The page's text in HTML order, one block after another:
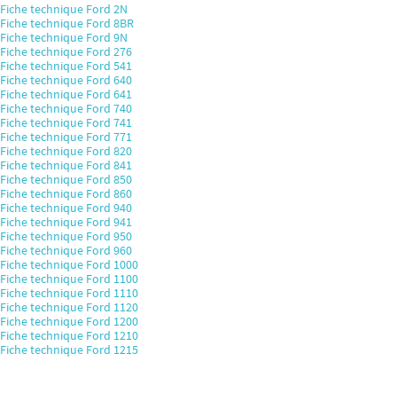
Fiche technique Ford 2N
Fiche technique Ford 8BR
Fiche technique Ford 9N
Fiche technique Ford 276
Fiche technique Ford 541
Fiche technique Ford 640
Fiche technique Ford 641
Fiche technique Ford 740
Fiche technique Ford 741
Fiche technique Ford 771
Fiche technique Ford 820
Fiche technique Ford 841
Fiche technique Ford 850
Fiche technique Ford 860
Fiche technique Ford 940
Fiche technique Ford 941
Fiche technique Ford 950
Fiche technique Ford 960
Fiche technique Ford 1000
Fiche technique Ford 1100
Fiche technique Ford 1110
Fiche technique Ford 1120
Fiche technique Ford 1200
Fiche technique Ford 1210
Fiche technique Ford 1215